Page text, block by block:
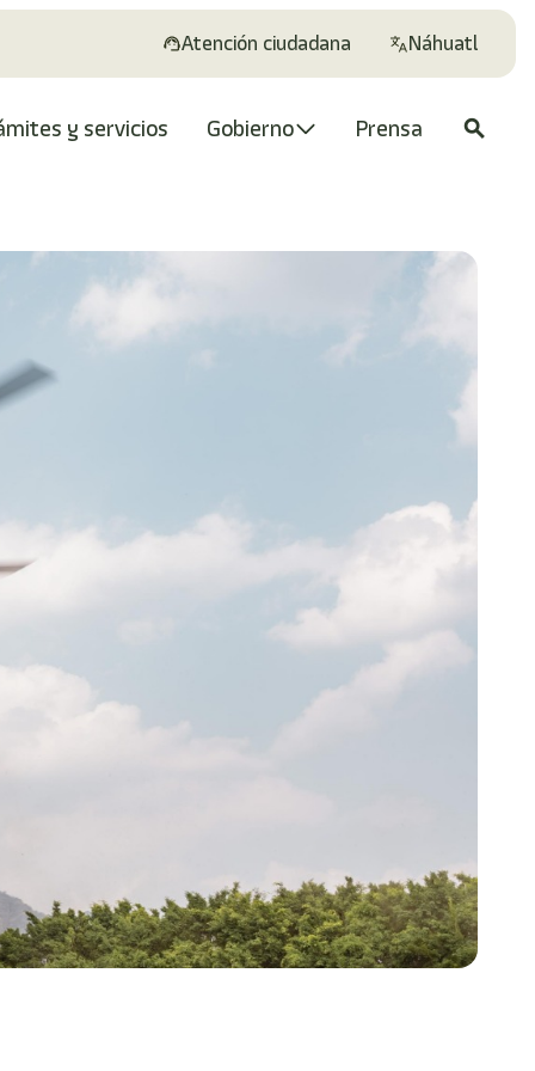
Atención ciudadana Náhuatl
y servicios Gobierno Prensa search